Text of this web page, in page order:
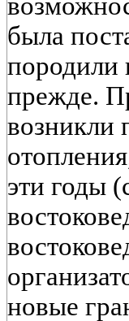
была
породили
прежде.
возникли
эти годы
новые